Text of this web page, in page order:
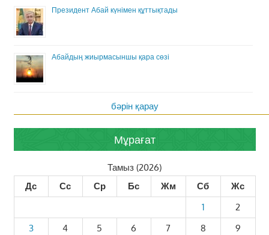
Президент Абай күнімен құттықтады
Абайдың жиырмасыншы қара сөзі
бәрін қарау
Мұрағат
Тамыз (2026)
Дс
Сс Ср Бс Жм Сб
Жс
1
2
3
4 5 6 7 8
9